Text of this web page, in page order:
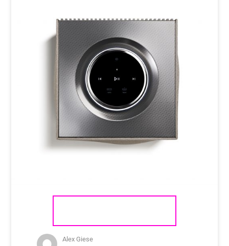
Alex Giese